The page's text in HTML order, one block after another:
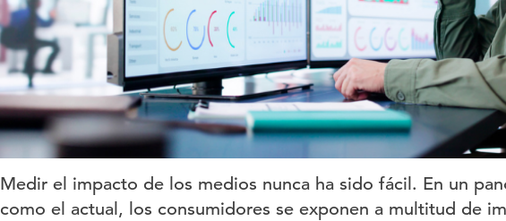
Medir el impacto de los medios nunca ha sido fácil. En un
como el actual, los consumidores se exponen a multitud de